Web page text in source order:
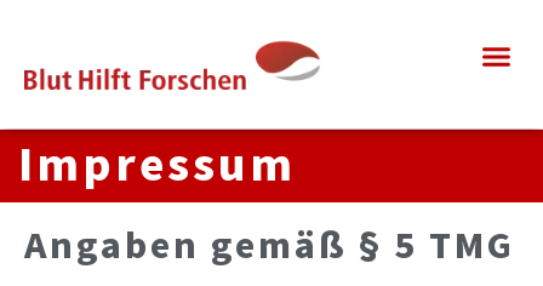
Im­pres­sum
An­ga­ben gemäß § 5 TMG